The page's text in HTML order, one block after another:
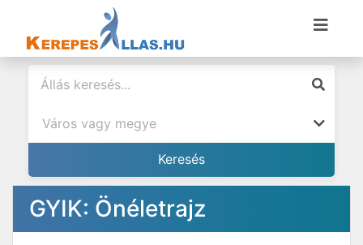
GYIK: Önéletrajz